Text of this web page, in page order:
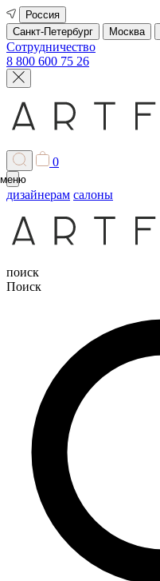
Россия
Санкт-Петербург
Москва
Сотрудничество
8 800 600 75 26
0
меню
дизайнерам салоны
поиск
Поиск